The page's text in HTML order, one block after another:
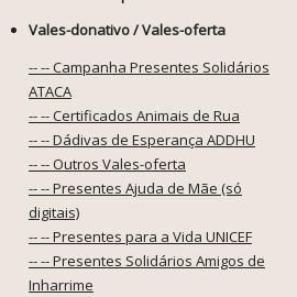
Vales-donativo / Vales-oferta
-- -- Campanha Presentes Solidários
ATACA
-- -- Certificados Animais de Rua
-- -- Dádivas de Esperança ADDHU
-- -- Outros Vales-oferta
-- -- Presentes Ajuda de Mãe (só
digitais)
-- -- Presentes para a Vida UNICEF
-- -- Presentes Solidários Amigos de
Inharrime